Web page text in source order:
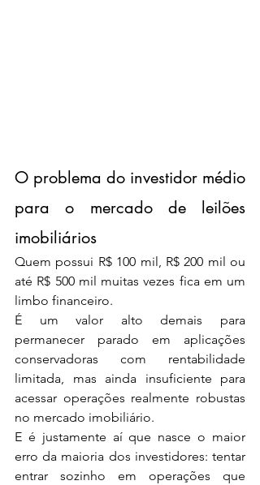
O problema do investidor médio
para o mercado de leilões
imobiliários
Quem possui R$ 100 mil, R$ 200 mil ou
até R$ 500 mil muitas vezes fica em um
limbo financeiro.
É um valor alto demais para
permanecer parado em aplicações
conservadoras com rentabilidade
limitada, mas ainda insuficiente para
acessar operações realmente robustas
no mercado imobiliário.
E é justamente aí que nasce o maior
erro da maioria dos investidores: tentar
entrar sozinho em operações que